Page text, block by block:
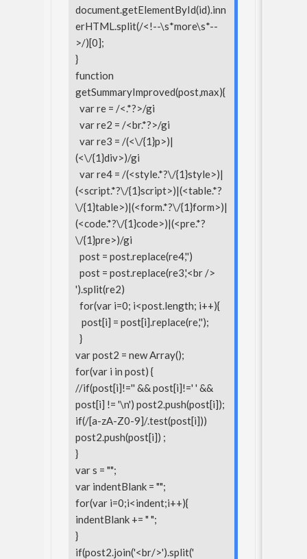
document.getElementById(id).inn
erHTML.split(/<!--\s*more\s*--
>/)[0];
}
function
getSummaryImproved(post,max){
var re = /<.*?>/gi
var re2 = /<br.*?>/gi
var re3 = /(<\/{1}p>)|
(<\/{1}div>)/gi
var re4 = /(<style.*?\/{1}style>)|
(<script.*?\/{1}script>)|(<table.*?
\/{1}table>)|(<form.*?\/{1}form>)|
(<code.*?\/{1}code>)|(<pre.*?
\/{1}pre>)/gi
post = post.replace(re4,'')
post = post.replace(re3,'<br />
').split(re2)
for(var i=0; i<post.length; i++){
post[i] = post[i].replace(re,'');
}
var post2 = new Array();
for(var i in post) {
//if(post[i]!='' && post[i]!=' ' &&
post[i] != '\n') post2.push(post[i]);
if(/[a-zA-Z0-9]/.test(post[i]))
post2.push(post[i]) ;
}
var s = "";
var indentBlank = "";
for(var i=0;i<indent;i++){
indentBlank += " ";
}
if(post2.join('<br/>').split('